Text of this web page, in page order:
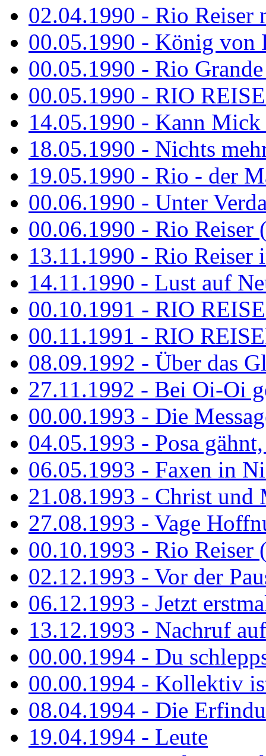
02.04.1990 - Rio
00.05.1990 - König von
00.05.1990 - Rio
00.05.1990 - RIO
14.05.1990 - Kann Mick
18.05.1990 - Nichts
19.05.1990 - Rio - der
00.06.1990 - Unter
00.06.1990 - Rio Reiser
13.11.1990 - Rio Reiser
14.11.1990 - Lust auf
00.10.1991 - RIO
00.11.1991 - RIO
08.09.1992 - Über das
27.11.1992 - Bei Oi-Oi
00.00.1993 - Die
04.05.1993 - Posa
06.05.1993 - Faxen in
21.08.1993 - Christ und
27.08.1993 - Vage
00.10.1993 - Rio Reiser
02.12.1993 - Vor der
06.12.1993 - Jetzt
13.12.1993 - Nachruf
00.00.1994 - Du
00.00.1994 - Kollektiv
08.04.1994 - Die
19.04.1994 - Leute